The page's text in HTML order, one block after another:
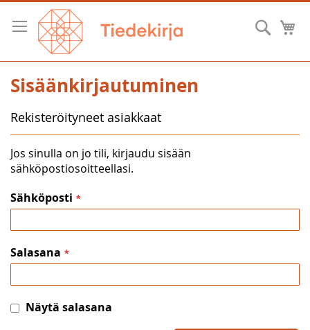
Skip
Content
Hae
Sisäänkirjautuminen
Rekisteröityneet asiakkaat
Jos sinulla on jo tili, kirjaudu sisään
sähköpostiosoitteellasi.
Sähköposti
Salasana
Näytä salasana